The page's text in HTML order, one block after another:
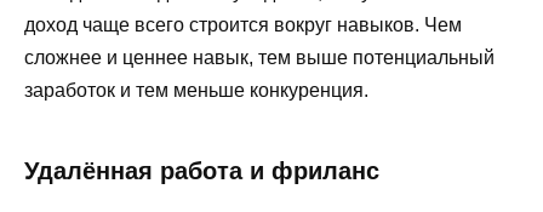
доход чаще всего строится вокруг навыков. Чем
сложнее и ценнее навык, тем выше потенциальный
заработок и тем меньше конкуренция.
Удалённая работа и фриланс